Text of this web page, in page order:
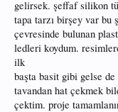
gelirsek. şeffaf silikon
tapa tarzı birşey var bu
çevresinde bulunan
ledleri koydum.
ilk
başta basit gibi gelse
tavandan hat çekmek
çektim. proje